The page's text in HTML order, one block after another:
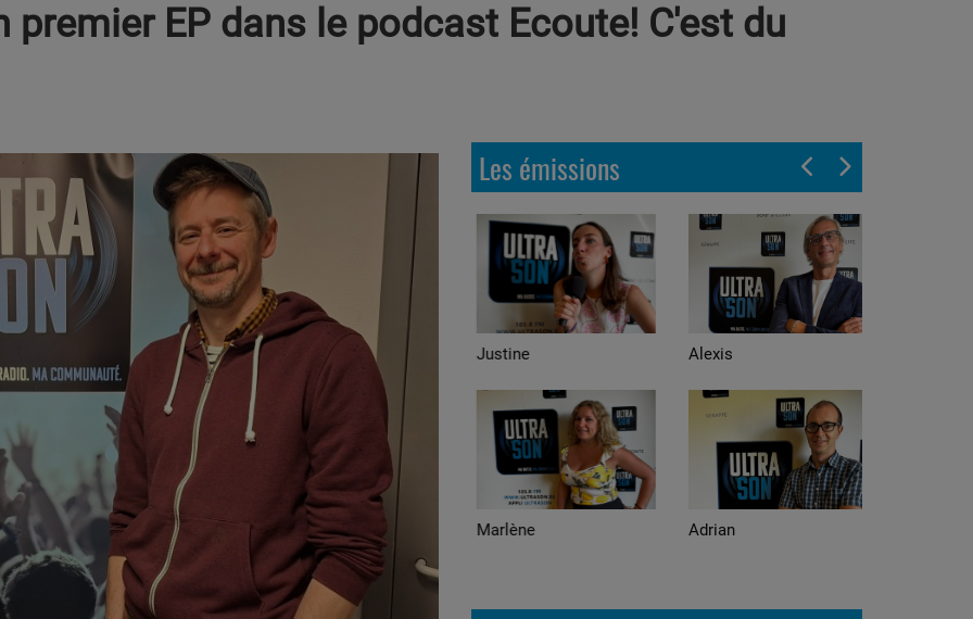
premier EP dans le podcast Ecoute! C'est du
Les émissions
Le Brunch avec Mike et
Ecoute! C'est du belge
Justine
Marlène
Alexis
Adrian